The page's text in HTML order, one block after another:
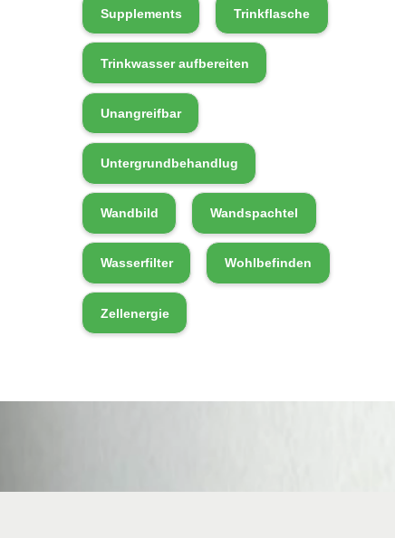
Supplements Trinkflasche
Trinkwasser aufbereiten
Unangreifbar
Untergrundbehandlug
Wandbild Wandspachtel
Wasserfilter Wohlbefinden
Zellenergie